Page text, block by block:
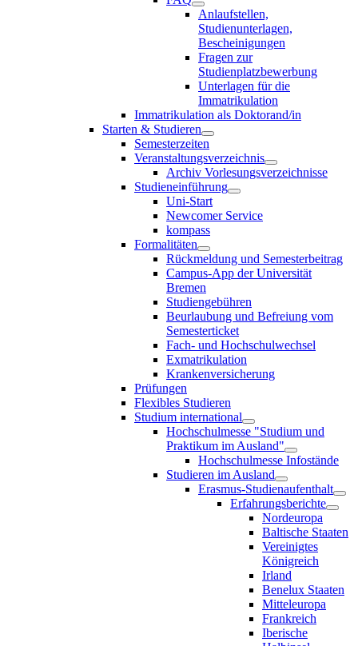
Anlaufstellen,
Studienunterlagen,
Bescheinigungen
Fragen zur
Studienplatzbewerbung
Unterlagen für die
Immatrikulation
Immatrikulation als Doktorand/in
Starten & Studieren
Semesterzeiten
Veranstaltungsverzeichnis
Archiv Vorlesungsverzeichnisse
Studieneinführung
Uni-Start
Newcomer Service
kompass
Formalitäten
Rückmeldung und Semesterbeitrag
Campus-App der Universität
Bremen
Studiengebühren
Beurlaubung und Befreiung vom
Semesterticket
Fach- und Hochschulwechsel
Exmatrikulation
Krankenversicherung
Prüfungen
Flexibles Studieren
Studium international
Hochschulmesse "Studium und
Praktikum im Ausland"
Hochschulmesse Infostände
Studieren im Ausland
Erasmus-Studienaufenthalt
Erfahrungsberichte
Nordeuropa
Baltische Staaten
Vereinigtes
Königreich
Irland
Benelux Staaten
Mitteleuropa
Frankreich
Iberische